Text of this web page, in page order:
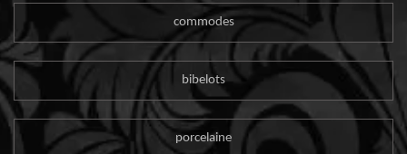
commodes
bibelots
porcelaine